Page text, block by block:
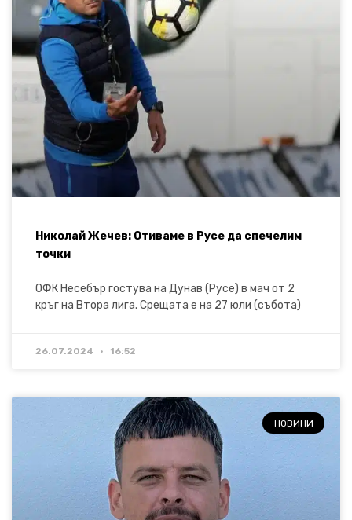
Николай Жечев: Отиваме в Русе да спечелим
точки
ОФК Несебър гостува на Дунав (Русе) в мач от 2
кръг на Втора лига. Срещата е на 27 юли (събота)
26.07.2024 16:52
НОВИНИ